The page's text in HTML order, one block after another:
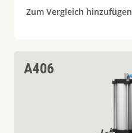
Zum Vergleich hinzufügen
A406